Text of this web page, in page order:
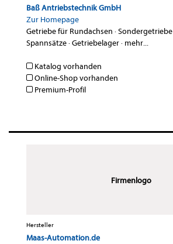
Baß Antriebstechnik GmbH
Zur Homepage
Getriebe für Rundachsen ·Sondergetriebe
Spannsätze·Getriebelager· mehr...
Katalog vorhanden
Online-Shop vorhanden
Premium-Profil
Firmenlogo
Hersteller
Maas-Automation.de